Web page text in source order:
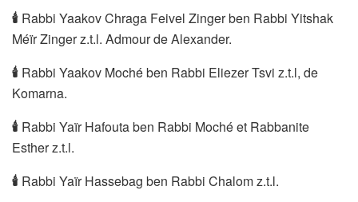
🕯 Rabbi Yaakov Chraga Feivel Zinger ben Rabbi Yitshak
Méïr Zinger z.t.l. Admour de Alexander.
🕯 Rabbi Yaakov Moché ben Rabbi Eliezer Tsvi z.t.l, de
Komarna.
🕯 Rabbi Yaïr Hafouta ben Rabbi Moché et Rabbanite
Esther z.t.l.
🕯 Rabbi Yaïr Hassebag ben Rabbi Chalom z.t.l.